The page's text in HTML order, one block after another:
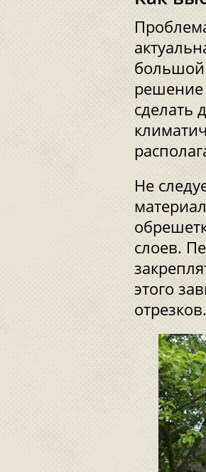
большой
решение
сделать
Не
слоев.
этого
отрезков.